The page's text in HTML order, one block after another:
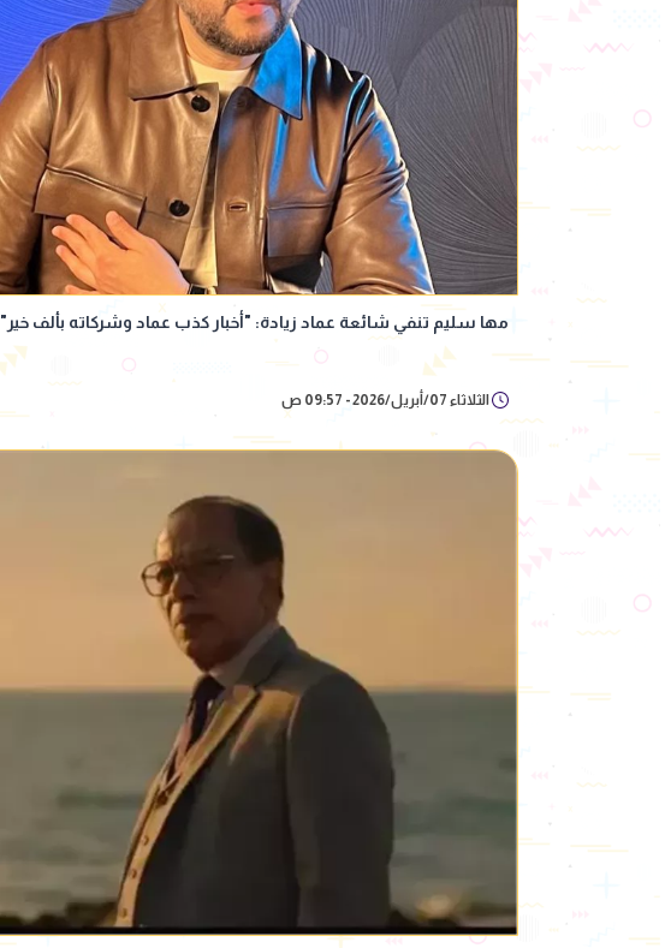
مها سليم تنفي شائعة عماد زيادة: "أخبار كذب عماد وشركاته بألف خير"
الثلاثاء 07/أبريل/2026 - 09:57 ص